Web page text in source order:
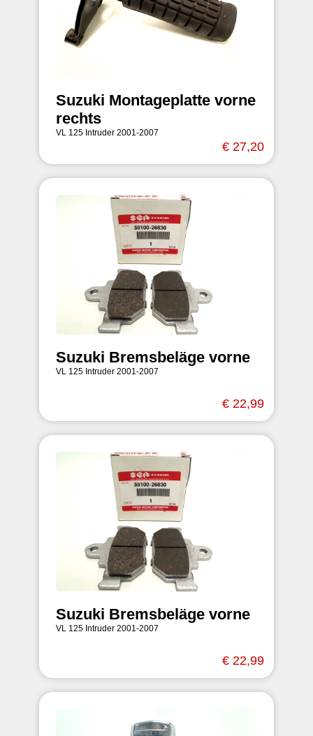
Suzuki Montageplatte vorne
rechts
VL 125 Intruder 2001-2007
€ 27,20
Suzuki Bremsbeläge vorne
VL 125 Intruder 2001-2007
€ 22,99
Suzuki Bremsbeläge vorne
VL 125 Intruder 2001-2007
€ 22,99